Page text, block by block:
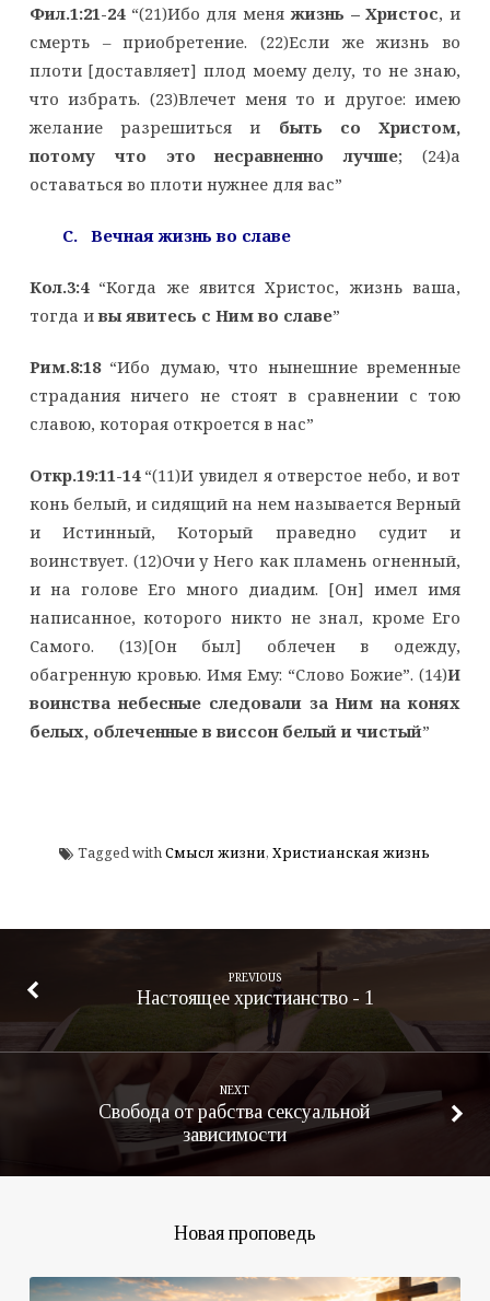
Фил.1:21-24“(21)Ибо для меня жизнь – Христос, и
смерть – приобретение. (22)Если же жизнь во
плоти [доставляет] плод моему делу, то не знаю,
что избрать. (23)Влечет меня то и другое: имею
желание разрешиться и быть со Христом,
потому что это несравненно лучше; (24)а
оставаться во плоти нужнее для вас”
C. Вечная жизнь во славе
Кол.3:4“Когда же явится Христос, жизнь ваша,
тогда ивы явитесь с Ним во славе”
Рим.8:18“Ибо думаю, что нынешние временные
страдания ничего не стоят в сравнении с тою
славою, которая откроется в нас”
Откр.19:11-14“(11)И увидел я отверстое небо, и вот
конь белый, и сидящий на нем называется Верный
и Истинный, Который праведно судит и
воинствует. (12)Очи у Него как пламень огненный,
и на голове Его много диадим. [Он] имел имя
написанное, которого никто не знал, кроме Его
Самого. (13)[Он был] облечен в одежду,
обагренную кровью. Имя Ему: “Слово Божие”. (14)И
воинства небесные следовали за Ним на конях
белых, облеченные в виссон белый и чистый”
Tagged withСмысл жизни, Христианская жизнь
PREVIOUS
Настоящее христианство - 1
NEXT
Свобода от рабства сексуальной
зависимости
Новая проповедь